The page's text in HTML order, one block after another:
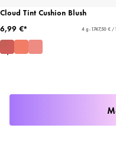
Cloud Tint Cushion Blush
6,99 €*
4 g - 1747,50 € /